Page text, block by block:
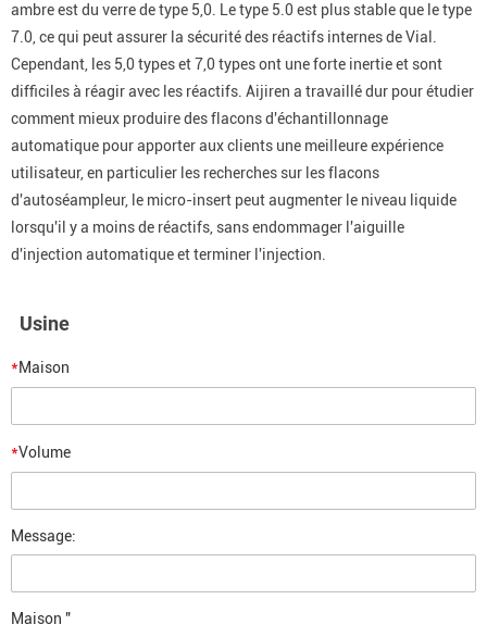
ambre est du verre de type 5,0. Le type 5.0 est plus stable que le type
7.0, ce qui peut assurer la sécurité des réactifs internes de Vial.
Cependant, les 5,0 types et 7,0 types ont une forte inertie et sont
difficiles à réagir avec les réactifs. Aijiren a travaillé dur pour étudier
comment mieux produire des flacons d'échantillonnage
automatique pour apporter aux clients une meilleure expérience
utilisateur, en particulier les recherches sur les flacons
d'autoséampleur, le micro-insert peut augmenter le niveau liquide
lorsqu'il y a moins de réactifs, sans endommager l'aiguille
d'injection automatique et terminer l'injection.
Usine
*Maison
*Volume
Message:
Maison "